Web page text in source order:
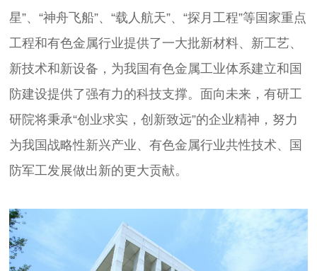
星”、“神舟飞船”、“载人航天”、“探月工程”等国家重点
工程和有色金属行业提供了一大批新材料、新工艺、
新技术和新设备，为我国有色金属工业体系建立和国
防建设提供了强有力的科技支撑。面向未来，有研工
研院将秉承“创业求实，创新致远”的企业精神，努力
为我国战略性新兴产业、有色金属行业共性技术、国
防军工发展做出新的更大贡献。